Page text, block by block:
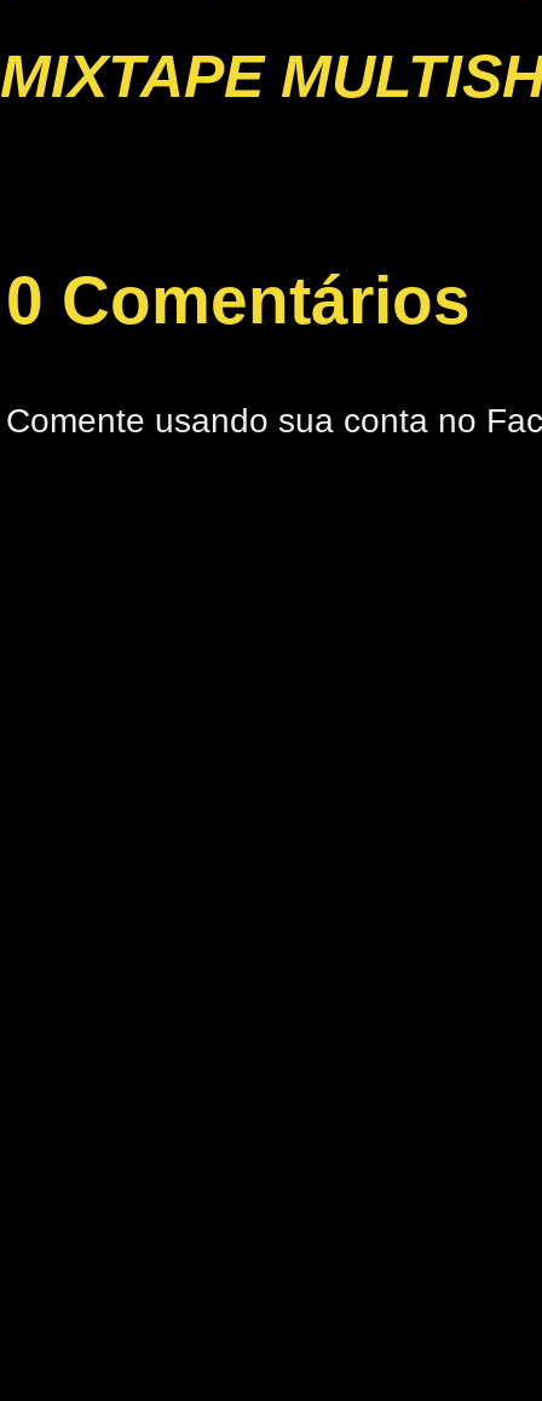
MIXTAPE
0 Comentários
Comente usando sua conta no